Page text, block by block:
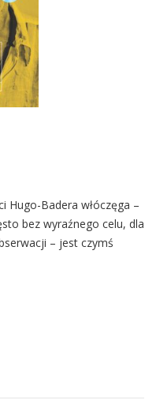
Hugo-Badera włóczęga –
bez wyraźnego celu, dla
– jest czymś